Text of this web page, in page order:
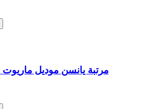
مرتبة يانسن موديل ماريوت 180*195*17 سم